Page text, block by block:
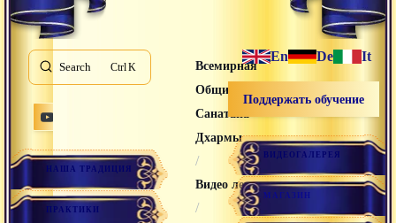
Search K
НАША ТРАДИЦИЯ
ПРАКТИКИ
Всемирная
Община
Санатана
Дхармы
/
Видео лекции
/
En De It
Поддержать обучение
ВИДЕОГАЛЕРЕЯ
МАГАЗИН